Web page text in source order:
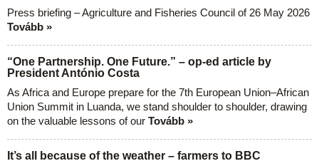
Press briefing – Agriculture and Fisheries Council of 26 May 2026
Tovább »
“One Partnership. One Future.” – op-ed article by
President António Costa
As Africa and Europe prepare for the 7th European Union–African
Union Summit in Luanda, we stand shoulder to shoulder, drawing
on the valuable lessons of our Tovább »
It’s all because of the weather – farmers to BBC